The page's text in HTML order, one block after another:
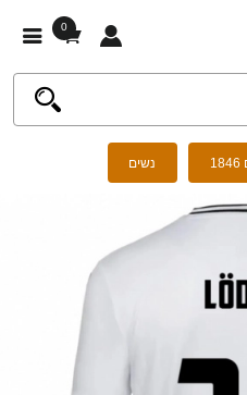
0
נשים